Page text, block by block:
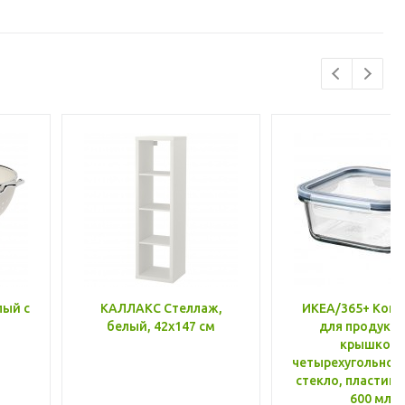
с
КАЛЛАКС Стеллаж,
белый, 42x147 см
ИКЕА/365+
для
крышкой,
стекло, пластик
600 мл